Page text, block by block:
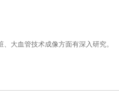
大血管技术成像方面有深入研究。